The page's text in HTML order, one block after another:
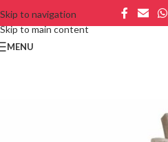
Skip to navigation
Skip to main content
MENU